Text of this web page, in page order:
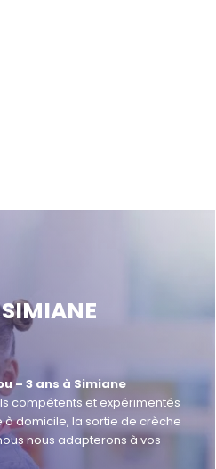
– 3 ans à Simiane
compétents et expérimentés
domicile, la sortie de crèche
nous adapterons à vos